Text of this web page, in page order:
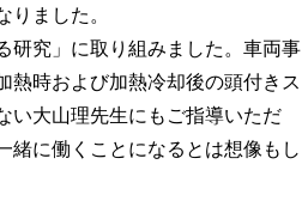
ました。
研究」に取り組みました。車両事
熱時および加熱冷却後の頭付きス
い大山理先生にもご指導いただ
緒に働くことになるとは想像もし